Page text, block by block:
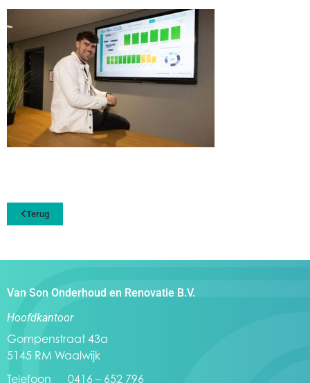
Terug
Van Son Onderhoud en Renovatie B.V.
Hoofdkantoor
Gompenstraat 43a
5145 RM Waalwijk
Telefoon 0416 – 652 796